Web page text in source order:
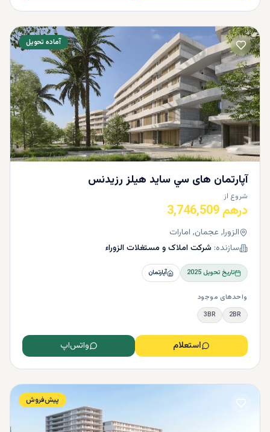
آماده تحویل
آپارتمان ‌های سي ساید هیلز رزیدنس
شروع از
درهم 3,746,509
الزورا, عجمان, امارات
سازنده: شرکت املاک و مستغلات الزوراء
تاریخ تحویل2025 آپارتمان
واحدهای موجود
2BR
3BR
استعلام واتس‌اپ
پیش‌فروش